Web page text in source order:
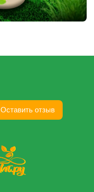
Оставить отзыв